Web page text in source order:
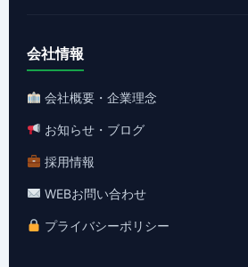
会社情報
会社概要・企業理念
お知らせ・ブログ
採用情報
WEBお問い合わせ
プライバシーポリシー